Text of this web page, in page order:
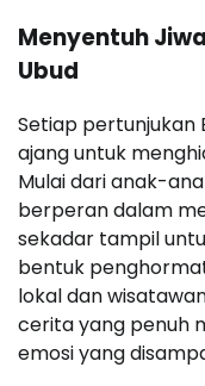
Menyentuh
Ubud
Setiap pertunjukan
ajang untuk
Mulai dari anak-
berperan dalam
sekadar tampil
bentuk
lokal dan
cerita yang penuh
emosi yang